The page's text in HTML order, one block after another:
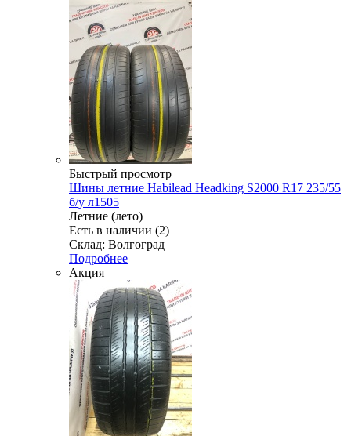
Быстрый просмотр
Шины летние Habilead Headking S2000 R17 235/55
б/у л1505
Летние (лето)
Есть в наличии (2)
Склад: Волгоград
Подробнее
Акция